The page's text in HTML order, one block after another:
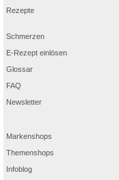
Rezepte
Schmerzen
E-Rezept einlösen
Glossar
FAQ
Newsletter
Markenshops
Themenshops
Infoblog